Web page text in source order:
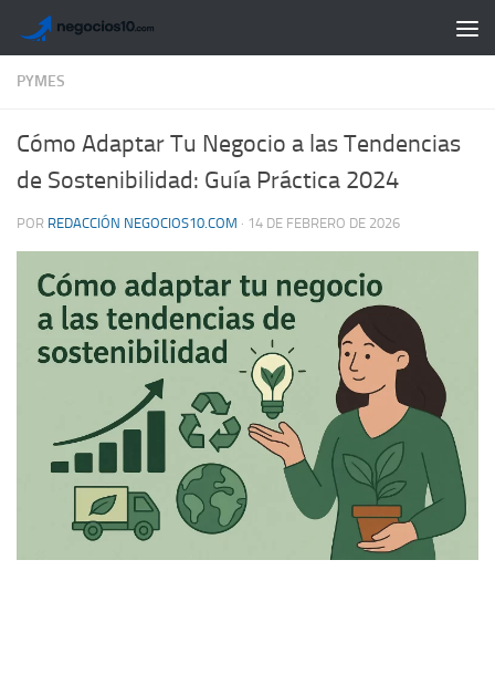
Saltar al contenido
PYMES
Cómo Adaptar Tu Negocio a las Tendencias
de Sostenibilidad: Guía Práctica 2024
POR REDACCIÓN NEGOCIOS10.COM · 14 DE FEBRERO DE 2026